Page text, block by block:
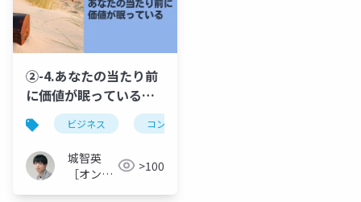
②-4.あなたの当たり前
に価値が眠っている@
コンテンツ販売のファ
ーストステップ！あな
たの才能を発掘して人
から感謝される『イキ
ガイ』を突き止める方
ビジネス コンテンツ販売
城智英
［オンラ
>100